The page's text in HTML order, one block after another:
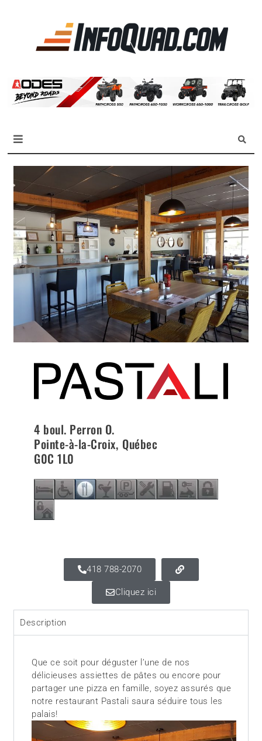
Magazine InfoQuad.com
4 boul. Perron O.
Pointe-à-la-Croix, Québec
G0C 1L0
418 788-2070
Cliquez ici
Description
Que ce soit pour déguster l’une de nos
délicieuses assiettes de pâtes ou encore pour
partager une pizza en famille, soyez assurés que
notre restaurant Pastali saura séduire tous les
palais!